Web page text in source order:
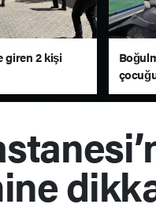
giren 2 kişi